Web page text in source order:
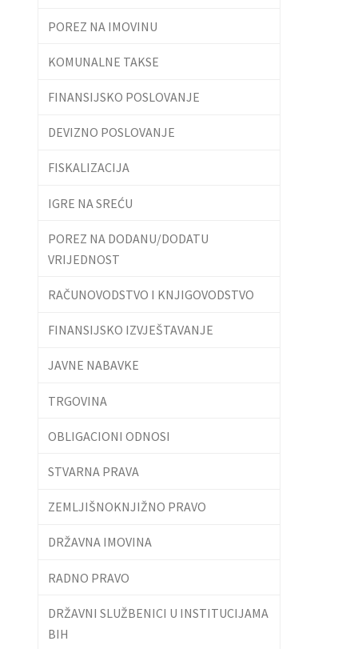
POREZ NA IMOVINU
KOMUNALNE TAKSE
FINANSIJSKO POSLOVANJE
DEVIZNO POSLOVANJE
FISKALIZACIJA
IGRE NA SREĆU
POREZ NA DODANU/DODATU
VRIJEDNOST
RAČUNOVODSTVO I KNJIGOVODSTVO
FINANSIJSKO IZVJEŠTAVANJE
JAVNE NABAVKE
TRGOVINA
OBLIGACIONI ODNOSI
STVARNA PRAVA
ZEMLJIŠNOKNJIŽNO PRAVO
DRŽAVNA IMOVINA
RADNO PRAVO
DRŽAVNI SLUŽBENICI U INSTITUCIJAMA
BIH